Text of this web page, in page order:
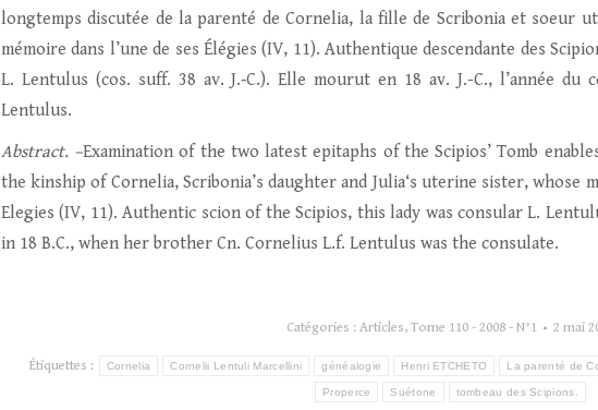
longtemps discutée de la parenté de Cornelia, la fille de Scribonia et soeur
mémoire dans l’une de ses Élégies (IV, 11). Authentique descendante des
L. Lentulus (cos. suff. 38 av. J.‑C.). Elle mourut en 18 av. J.-C., l’année
Lentulus.
Abstract. –Examination of the two latest epitaphs of the Scipios’ Tomb
the kinship of Cornelia, Scribonia’s daughter and Julia‘s uterine sister,
Elegies (IV, 11). Authentic scion of the Scipios, this lady was consular L.
in 18 B.C., when her brother Cn. Cornelius L.f. Lentulus was the consulate.
Catégories : Articles, Tome 110 - 2008 - N°1 2 mai
Étiquettes : Cornelia Cornelii Lentuli Marcellini généalogie Henri ETCHETO La parenté de
Properce Suétone tombeau des Scipions.